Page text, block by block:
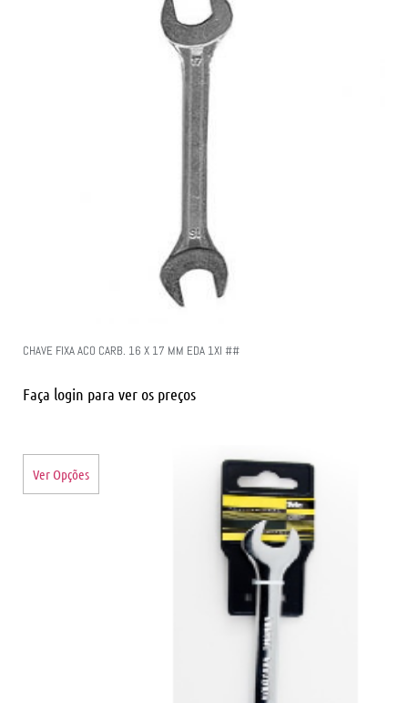
CHAVE FIXA ACO CARB. 16 X 17 MM EDA 1XI ##
Faça login para ver os preços
Ver Opções